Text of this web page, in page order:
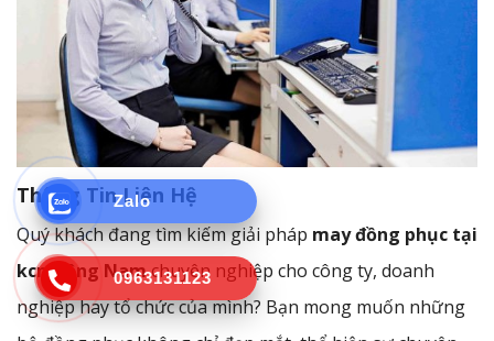
Thông Tin Liên Hệ
Quý khách đang tìm kiếm giải pháp may đồng phục tại
kcn Đông Namchuyên nghiệp cho công ty, doanh
nghiệp hay tổ chức của mình? Bạn mong muốn những
Zalo
0963131123